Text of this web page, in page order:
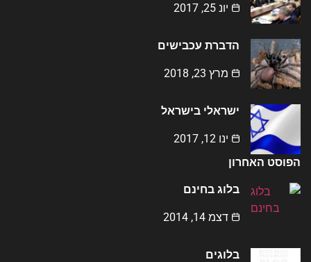
יונ 25, 2017
הדברת עכבישים
מרץ 23, 2018
ישראלי בישראל
ינו 12, 2017
הפוסט האחרון
בלוג בחינם
דצמ 14, 2014
בלוגים